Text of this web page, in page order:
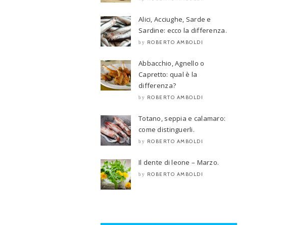
Alici, Acciughe, Sarde e
Sardine: ecco la differenza.
by ROBERTO AMBOLDI
Abbacchio, Agnello o
Capretto: qual è la
differenza?
by ROBERTO AMBOLDI
Totano, seppia e calamaro:
come distinguerli.
by ROBERTO AMBOLDI
Il dente di leone – Marzo.
by ROBERTO AMBOLDI